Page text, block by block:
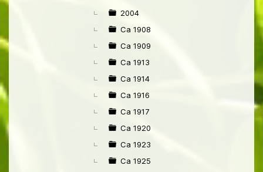
►
2004
Ca 1908
Ca 1909
Ca 1913
Ca 1914
Ca 1916
Ca 1917
Ca 1920
Ca 1923
Ca 1925